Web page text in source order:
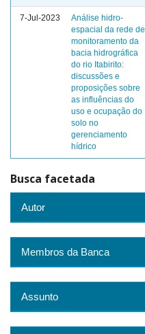
7-Jul-2023
Análise hidro-
espacial da rede de
monitoramento da
bacia hidrográfica
do rio Itabirito:
discussões e
proposições sobre
as influências do
uso e ocupação do
solo no
gerenciamento
hídrico
Busca facetada
Autor
Membros da Banca
Assunto